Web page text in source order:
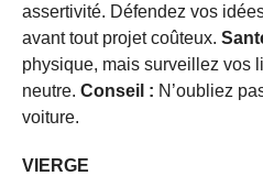
assertivité. Défendez vos
avant tout projet coûteux.
physique, mais surveillez vos
neutre. Conseil : N’oubliez
voiture.
VIERGE